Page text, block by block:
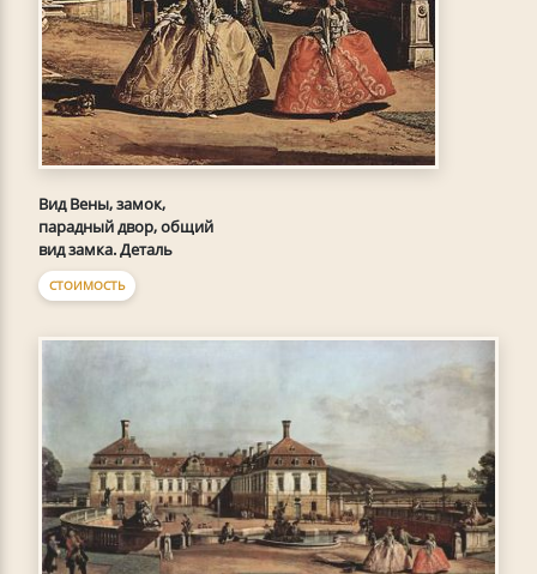
Вид Вены, замок,
парадный двор, общий
вид замка. Деталь
СТОИМОСТЬ